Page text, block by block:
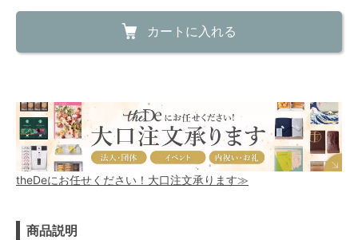
カートに入れる
theDeにお任せください！大口注文承ります≫
商品説明